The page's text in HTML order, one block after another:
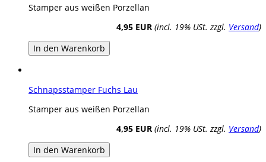
Stamper aus weißen Porzellan
4,95 EUR (incl. 19% USt. zzgl. Versand)
In den Warenkorb
Schnapsstamper Fuchs Lau
Stamper aus weißen Porzellan
4,95 EUR (incl. 19% USt. zzgl. Versand)
In den Warenkorb